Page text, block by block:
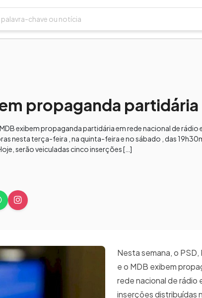
propaganda partidária
exibem propaganda partidária em rede nacional de
nesta terça-feira , na quinta-feira e no sábado , das
serão veiculadas cinco inserções […]
Nesta semana, o
e o MDB exibem
rede nacional de rádio
inserções distribuídas